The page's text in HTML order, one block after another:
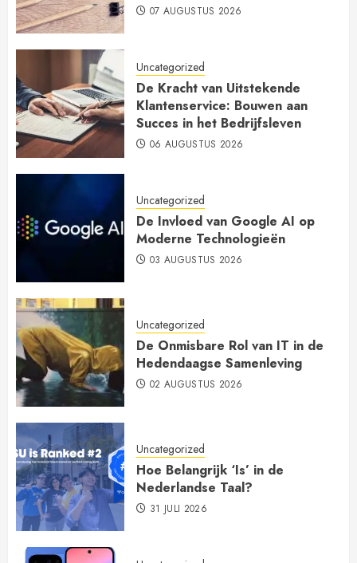
07 AUGUSTUS 2026
Uncategorized
De Kracht van Uitstekende
Klantenservice: Bouwen aan
Succes in het Bedrijfsleven
06 AUGUSTUS 2026
Uncategorized
De Invloed van Google AI op
Moderne Technologieën
03 AUGUSTUS 2026
Uncategorized
De Onmisbare Rol van IT in de
Hedendaagse Samenleving
02 AUGUSTUS 2026
Uncategorized
Hoe Belangrijk ‘Is’ in de
Nederlandse Taal?
31 JULI 2026